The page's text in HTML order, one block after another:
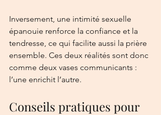
Inversement, une intimité sexuelle
épanouie renforce la confiance et la
tendresse, ce qui facilite aussi la prière
ensemble. Ces deux réalités sont donc
comme deux vases communicants :
l’une enrichit l’autre.
Conseils pratiques pour